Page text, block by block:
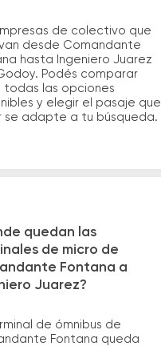
de colectivo que
desde Comandante
hasta Ingeniero Juarez
Podés comparar
todas las opciones
y elegir el pasaje que
se adapte a tu búsqueda.
quedan las
de micro de
Fontana a
Juarez?
de ómnibus de
Fontana queda